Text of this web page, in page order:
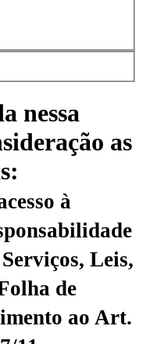
nessa
as
à
Leis,
de
ao Art.